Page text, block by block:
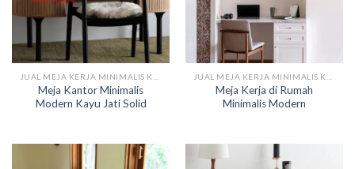
Meja Kantor Minimalis
Modern Kayu Jati Solid
Meja Kerja di Rumah
Minimalis Modern